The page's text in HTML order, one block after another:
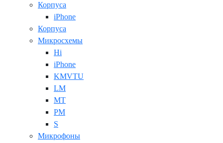
Корпуса
iPhone
Корпуса
Микросхемы
Hi
iPhone
KMVTU
LM
MT
PM
S
Микрофоны